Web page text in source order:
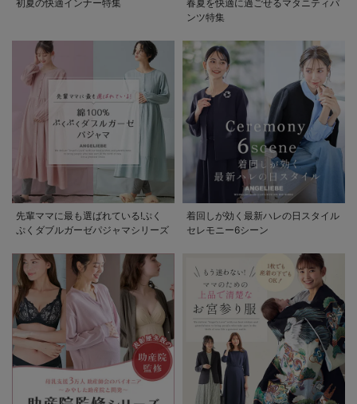
初夏の快適インナー特集
春夏を快適に過ごせるマタニティパ
ンツ特集
先輩ママに最も選ばれている!ぷく
ぷくダブルガーゼパジャマシリーズ
着回しが効く最新ハレの日スタイル
セレモニー6シーン